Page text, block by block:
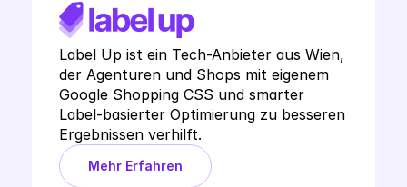
Label Up ist ein Tech-Anbieter aus Wien,
der Agenturen und Shops mit eigenem
Google Shopping CSS und smarter
Label-basierter Optimierung zu besseren
Ergebnissen verhilft.
Mehr Erfahren